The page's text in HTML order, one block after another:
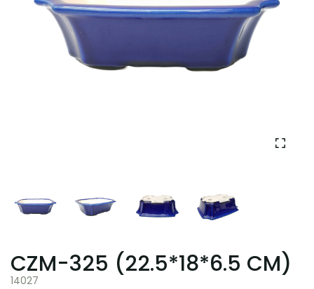
CZM-325 (22.5*18*6.5 CM)
14027